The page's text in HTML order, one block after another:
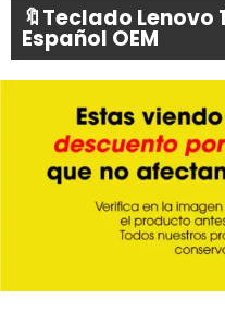
🔖Teclado Lenovo
Español OEM